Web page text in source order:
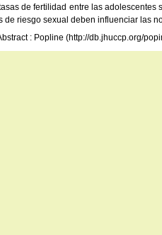
de fertilidad entre las
de riesgo sexual deben influenciar las
: Popline (http://db.jhuccp.org/